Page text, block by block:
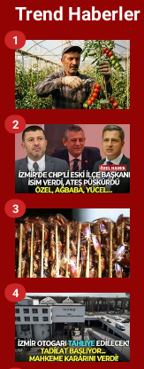
Trend Haberler
1
2
3
4